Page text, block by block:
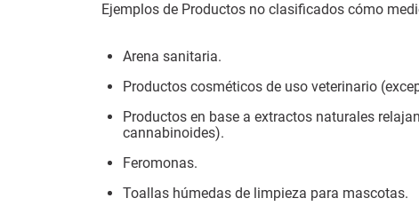
Ejemplos de Productos no clasificados cómo
Arena sanitaria.
Productos cosméticos de uso veterinario
Productos en base a extractos naturales
cannabinoides).
Feromonas.
Toallas húmedas de limpieza para mascotas.